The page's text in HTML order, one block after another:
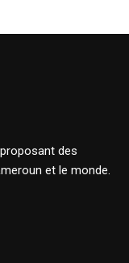
des
et le monde.